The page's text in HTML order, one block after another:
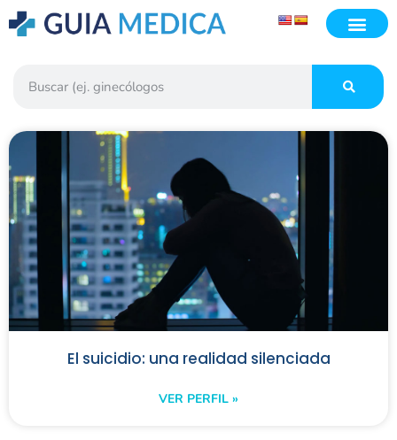
El suicidio: una realidad silenciada
VER PERFIL »